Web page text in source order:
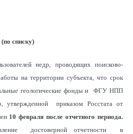
списку)
недр, проводящих поисково-
на территории субъекта, что срок
геологические фонды и ФГУ НПП
утвержденной приказом Росстата от
10 февраля после отчетного периода.
достоверной отчетности в